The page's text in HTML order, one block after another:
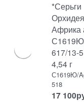
*Серьги
Африка
617/13-
4,54 г
С1619Ю/
518
17 100